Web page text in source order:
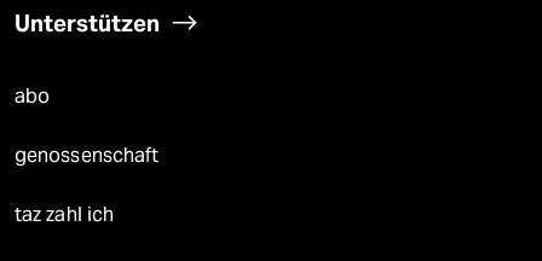
Unterstützen
abo
genossenschaft
taz zahl ich